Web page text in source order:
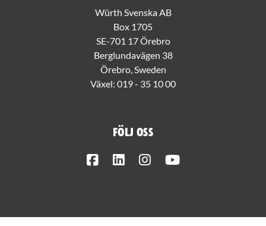
Würth Svenska AB
Box 1705
SE-701 17 Örebro
Berglundavägen 38
Örebro, Sweden
Växel: 019 - 35 10 00
Följ oss
FacebookLinkedInInstagram